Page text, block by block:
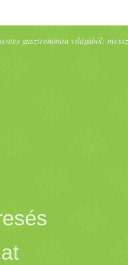
osaszalt
1 és 3/­­4
szirup
gasztronómia világából;